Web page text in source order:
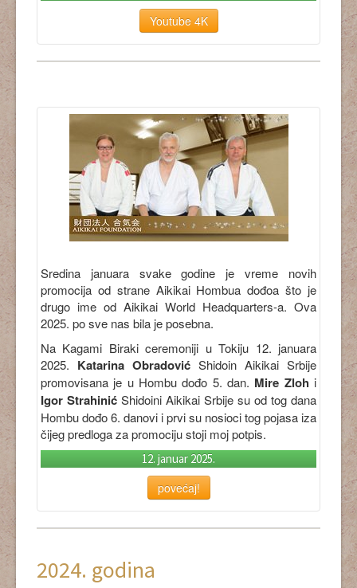
Youtube 4K
Sredina januara svake godine je vreme novih
promocija od strane Aikikai Hombua dođoa što je
drugo ime od Aikikai World Headquarters-a. Ova
2025. po sve nas bila je posebna.
Na Kagami Biraki ceremoniji u Tokiju 12. januara
2025. Katarina Obradović Shidoin Aikikai Srbije
promovisana je u Hombu dođo 5. dan. Mire Zloh i
Igor Strahinić Shidoini Aikikai Srbije su od tog dana
Hombu dođo 6. danovi i prvi su nosioci tog pojasa iza
čijeg predloga za promociju stoji moj potpis.
12. januar 2025.
povećaj!
2024. godina